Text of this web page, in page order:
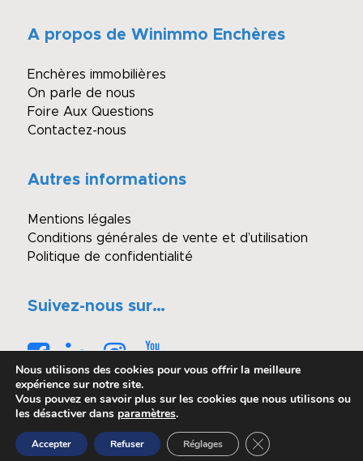
A propos de Winimmo Enchères
Enchères immobilières
On parle de nous
Foire Aux Questions
Contactez-nous
Autres informations
Mentions légales
Conditions générales de vente et d’utilisation
Politique de confidentialité
Suivez-nous sur…
© Copyright - Winimmo enchères
Réalisé par OASIS Projet
Nous utilisons des cookies pour vous offrir la meilleure
expérience sur notre site.
Vous pouvez en savoir plus sur les cookies que nous utilisons ou
les désactiver dans paramètres.
Accepter Refuser Réglages Fermer la bannière